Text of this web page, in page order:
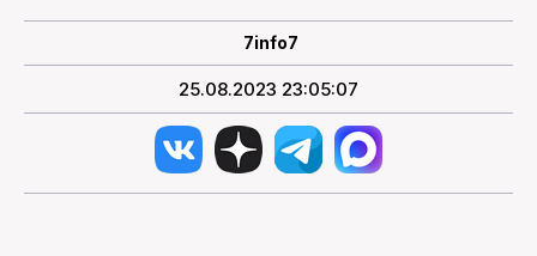
7info7
25.08.2023 23:05:07